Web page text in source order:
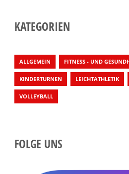
KATEGORIEN
ALLGEMEIN FITNESS - UND
KINDERTURNEN LEICHTATHLETIK
VOLLEYBALL
FOLGE UNS